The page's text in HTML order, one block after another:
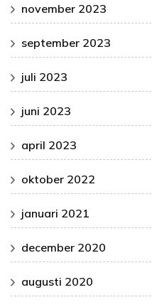
november 2023
september 2023
juli 2023
juni 2023
april 2023
oktober 2022
januari 2021
december 2020
augusti 2020